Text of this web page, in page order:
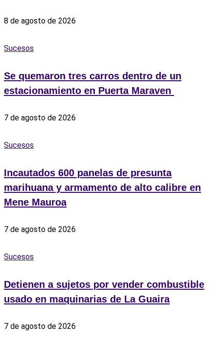
8 de agosto de 2026
Sucesos
Se quemaron tres carros dentro de un
estacionamiento en Puerta Maraven ‎
7 de agosto de 2026
Sucesos
Incautados 600 panelas de presunta
marihuana y armamento de alto calibre en
Mene Mauroa
7 de agosto de 2026
Sucesos
Detienen a sujetos por vender combustible
usado en maquinarias de La Guaira
7 de agosto de 2026